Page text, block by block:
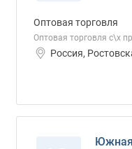
Оптовая торговля
Оптовая торговля с\х
Россия,
Южная